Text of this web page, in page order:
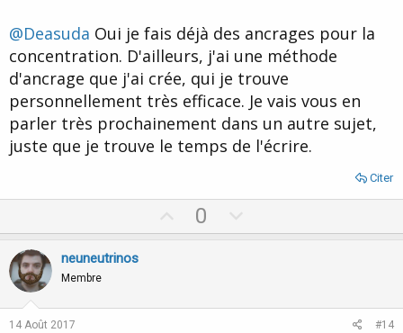
@Deasuda Oui je fais déjà des ancrages pour la
concentration. D'ailleurs, j'ai une méthode
d'ancrage que j'ai crée, qui je trouve
personnellement très efficace. Je vais vous en
parler très prochainement dans un autre sujet,
juste que je trouve le temps de l'écrire.
Citer
p
t
0
o
v
neuneutrinos
Membre
14 Août 2017 #14